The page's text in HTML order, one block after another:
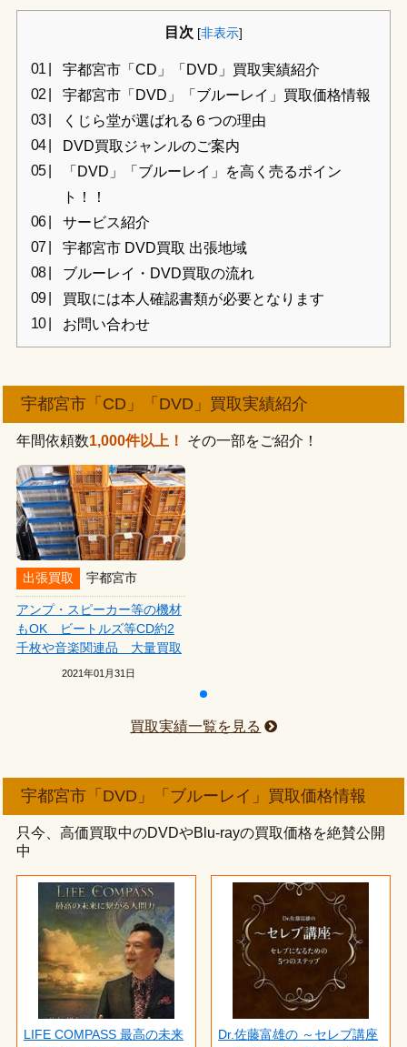
目次 [非表示]
宇都宮市「CD」「DVD」買取実績紹介
宇都宮市「DVD」「ブルーレイ」買取価格情報
くじら堂が選ばれる６つの理由
DVD買取ジャンルのご案内
「DVD」「ブルーレイ」を高く売るポイン
ト！！
サービス紹介
宇都宮市 DVD買取 出張地域
ブルーレイ・DVD買取の流れ
買取には本人確認書類が必要となります
お問い合わせ
宇都宮市「CD」「DVD」買取実績紹介
年間依頼数1,000件以上！ その一部をご紹介！
出張買取 宇都宮市
アンプ・スピーカー等の機材
もOK ビートルズ等CD約2
千枚や音楽関連品 大量買取
2021年01月31日
買取実績一覧を見る
宇都宮市「DVD」「ブルーレイ」買取価格情報
只今、高価買取中のDVDやBlu-rayの買取価格を絶賛公開
中
LIFE COMPASS 最高の未来
Dr.佐藤富雄の ～セレブ講座